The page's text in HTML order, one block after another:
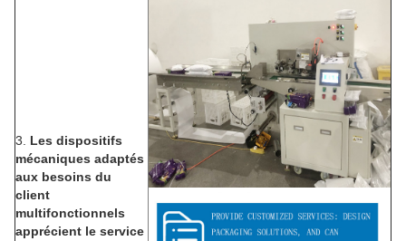
3. Les dispositifs
mécaniques adaptés
aux besoins du
client
multifonctionnels
apprécient le service